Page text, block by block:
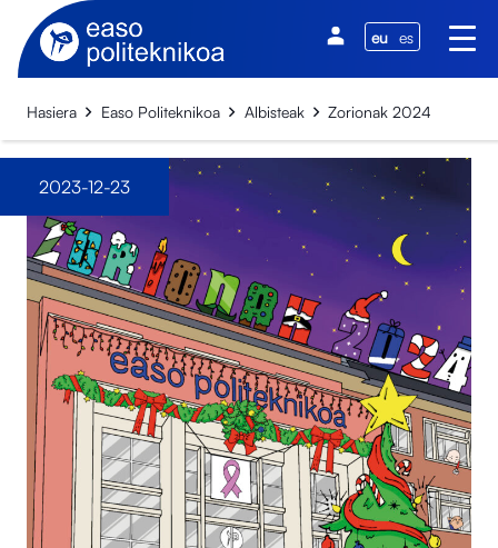
eu es
Hasiera Easo Politeknikoa Albisteak Zorionak 2024
2023-12-23